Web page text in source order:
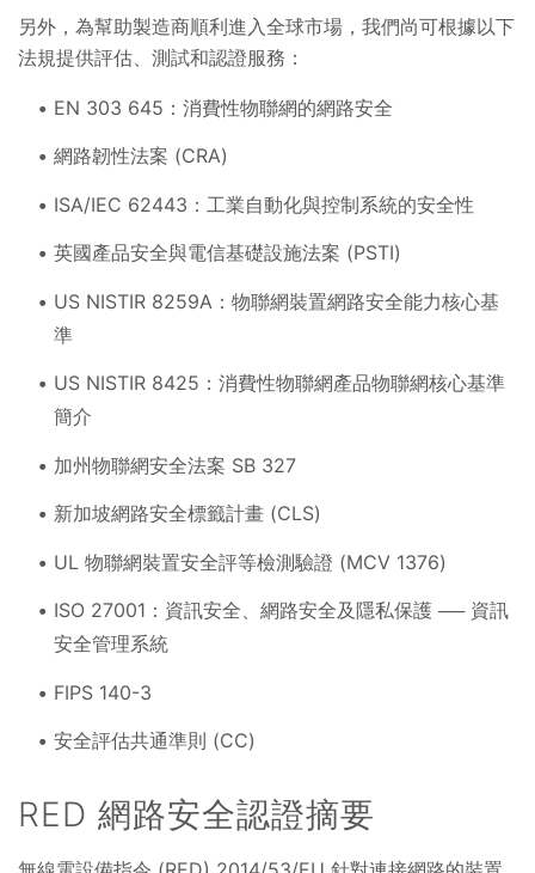
另外，為幫助製造商順利進入全球市場，我們尚可根據以下
法規提供評估、測試和認證服務：
EN 303 645：消費性物聯網的網路安全
網路韌性法案 (CRA)
ISA/IEC 62443：工業自動化與控制系統的安全性
英國產品安全與電信基礎設施法案 (PSTI)
US NISTIR 8259A：物聯網裝置網路安全能力核心基
準
US NISTIR 8425：消費性物聯網產品物聯網核心基準
簡介
加州物聯網安全法案 SB 327
新加坡網路安全標籤計畫 (CLS)
UL 物聯網裝置安全評等檢測驗證 (MCV 1376)
ISO 27001：資訊安全、網路安全及隱私保護 ── 資訊
安全管理系統
FIPS 140-3
安全評估共通準則 (CC)
RED 網路安全認證摘要